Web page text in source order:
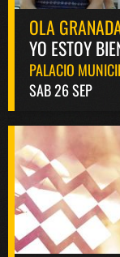
OLA
YO ESTOY
PALACIO
SAB 26 SEP